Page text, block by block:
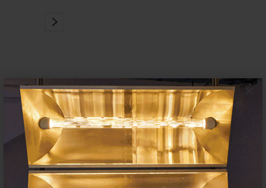
×
Suscríbete a la newsletter
Insertar residencias